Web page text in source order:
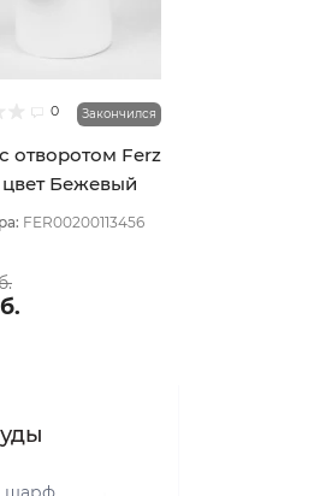
0 Закончился
отворотом Ferz
цвет Бежевый
FER00200113456